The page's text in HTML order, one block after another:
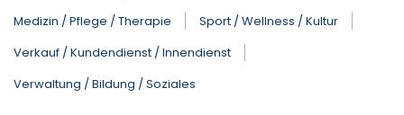
Medizin / Pflege / Therapie
Sport / Wellness / Kultur
Verkauf / Kundendienst / Innendienst
Verwaltung / Bildung / Soziales